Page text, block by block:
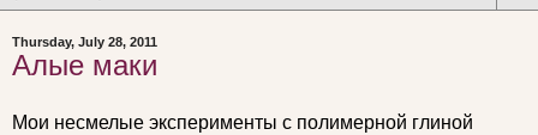
Thursday, July 28, 2011
Алые маки
Мои несмелые эксперименты с полимерной глиной